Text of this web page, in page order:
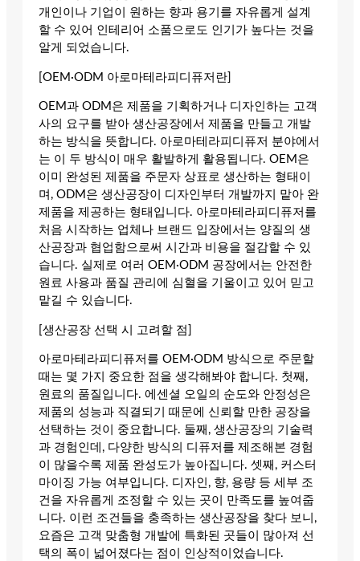
개인이나 기업이 원하는 향과 용기를 자유롭게 설계
할 수 있어 인테리어 소품으로도 인기가 높다는 것을
알게 되었습니다.
[OEM·ODM 아로마테라피디퓨저란]
OEM과 ODM은 제품을 기획하거나 디자인하는 고객
사의 요구를 받아 생산공장에서 제품을 만들고 개발
하는 방식을 뜻합니다. 아로마테라피디퓨저 분야에서
는 이 두 방식이 매우 활발하게 활용됩니다. OEM은
이미 완성된 제품을 주문자 상표로 생산하는 형태이
며, ODM은 생산공장이 디자인부터 개발까지 맡아 완
제품을 제공하는 형태입니다. 아로마테라피디퓨저를
처음 시작하는 업체나 브랜드 입장에서는 양질의 생
산공장과 협업함으로써 시간과 비용을 절감할 수 있
습니다. 실제로 여러 OEM·ODM 공장에서는 안전한
원료 사용과 품질 관리에 심혈을 기울이고 있어 믿고
맡길 수 있습니다.
[생산공장 선택 시 고려할 점]
아로마테라피디퓨저를 OEM·ODM 방식으로 주문할
때는 몇 가지 중요한 점을 생각해봐야 합니다. 첫째,
원료의 품질입니다. 에센셜 오일의 순도와 안정성은
제품의 성능과 직결되기 때문에 신뢰할 만한 공장을
선택하는 것이 중요합니다. 둘째, 생산공장의 기술력
과 경험인데, 다양한 방식의 디퓨저를 제조해본 경험
이 많을수록 제품 완성도가 높아집니다. 셋째, 커스터
마이징 가능 여부입니다. 디자인, 향, 용량 등 세부 조
건을 자유롭게 조정할 수 있는 곳이 만족도를 높여줍
니다. 이런 조건들을 충족하는 생산공장을 찾다 보니,
요즘은 고객 맞춤형 개발에 특화된 곳들이 많아져 선
택의 폭이 넓어졌다는 점이 인상적이었습니다.